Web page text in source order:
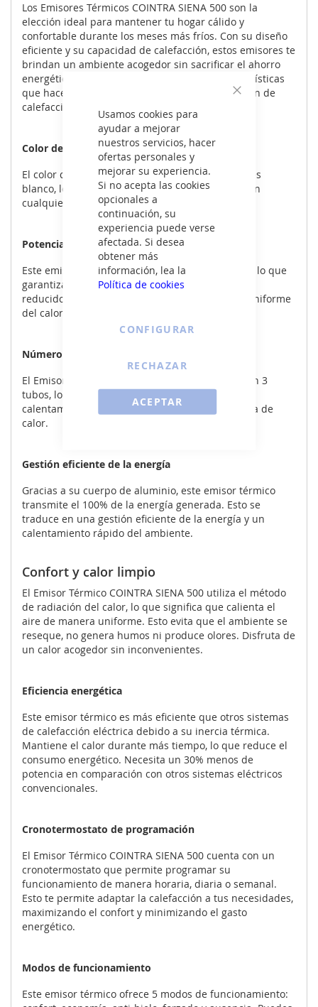
Usamos cookies para
ayudar a mejorar
nuestros servicios, hacer
ofertas personales y
mejorar su experiencia.
Si no acepta las cookies
opcionales a
continuación, su
experiencia puede verse
afectada. Si desea
obtener más
información, lea la
Política de cookies
ACEPTAR
CONFIGURAR
RECHAZAR
Los Emisores Térmicos COINTRA SIENA 500 son la
elección ideal para mantener tu hogar cálido y
confortable durante los meses más fríos. Con su diseño
eficiente y su capacidad de calefacción, estos emisores te
brindan un ambiente acogedor sin sacrificar el ahorro
energético. Descubre a continuación las características
que hacen de este producto una excelente opción de
calefacción.
Color del producto
El color del Emisor Térmico COINTRA SIENA 500 es
blanco, lo que le permite integrarse fácilmente en
cualquier ambiente y decoración.
Potencia de calentamiento
Este emisor térmico tiene una potencia de 500W, lo que
garantiza una calefacción eficiente en espacios
reducidos. Su diseño permite una distribución uniforme
del calor en la habitación.
Número de tubos
El Emisor Térmico COINTRA SIENA 500 cuenta con 3
tubos, lo que contribuye a su capacidad de
calentamiento y a la eficiencia en la transferencia de
calor.
Gestión eficiente de la energía
Gracias a su cuerpo de aluminio, este emisor térmico
transmite el 100% de la energía generada. Esto se
traduce en una gestión eficiente de la energía y un
calentamiento rápido del ambiente.
Confort y calor limpio
El Emisor Térmico COINTRA SIENA 500 utiliza el método
de radiación del calor, lo que significa que calienta el
aire de manera uniforme. Esto evita que el ambiente se
reseque, no genera humos ni produce olores. Disfruta de
un calor acogedor sin inconvenientes.
Eficiencia energética
Este emisor térmico es más eficiente que otros sistemas
de calefacción eléctrica debido a su inercia térmica.
Mantiene el calor durante más tiempo, lo que reduce el
consumo energético. Necesita un 30% menos de
potencia en comparación con otros sistemas eléctricos
convencionales.
Cronotermostato de programación
El Emisor Térmico COINTRA SIENA 500 cuenta con un
cronotermostato que permite programar su
funcionamiento de manera horaria, diaria o semanal.
Esto te permite adaptar la calefacción a tus necesidades,
maximizando el confort y minimizando el gasto
energético.
Modos de funcionamiento
Este emisor térmico ofrece 5 modos de funcionamiento: